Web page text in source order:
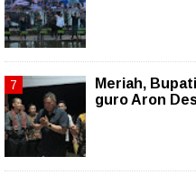
Meriah,
guro Aron